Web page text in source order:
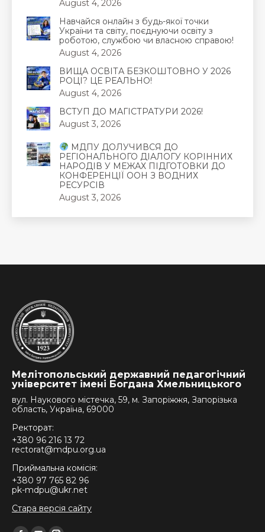
August 4, 2026
Навчайся онлайн з будь-якої точки
України та світу, поєднуючи освіту з
роботою, службою чи власною справою!
August 4, 2026
ВИЩА ОСВІТА БЕЗКОШТОВНО У 2026
РОЦІ? ЦЕ РЕАЛЬНО!
August 4, 2026
ВСТУП ДО МАГІСТРАТУРИ 2026!
August 3, 2026
МДПУ ДОЛУЧИВСЯ ДО
РЕГІОНАЛЬНОГО ДІАЛОГУ КОРІННИХ
НАРОДІВ У МЕЖАХ ПІДГОТОВКИ ДО
КОНФЕРЕНЦІЇ ООН З ВОДНИХ
РЕСУРСІВ
August 3, 2026
Мелітопольський державний педагогічний
університет імені Богдана Хмельницького
вул. Наукового містечка, 59, м. Запоріжжя, Запорізька
область, Україна, 69000
Ректорат:
+380 96 216 13 72
rectorat@mdpu.org.ua
Приймальна комісія:
+380 97 765 82 96
pk-mdpu@ukr.net
Стара версія сайту
Find us on: